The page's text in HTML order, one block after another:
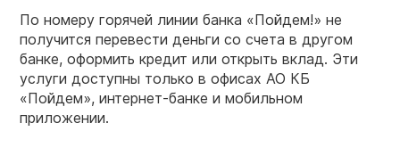
По номеру горячей линии банка «Пойдем!» не
получится перевести деньги со счета в другом
банке, оформить кредит или открыть вклад. Эти
услуги доступны только в офисах АО КБ
«Пойдем», интернет-банке и мобильном
приложении.